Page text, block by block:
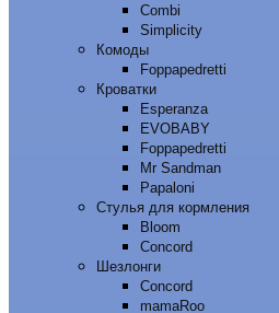
Combi
Simplicity
Комоды
Foppapedretti
Кроватки
Esperanza
EVOBABY
Foppapedretti
Mr Sandman
Papaloni
Стулья для кормления
Bloom
Concord
Шезлонги
Concord
mamaRoo